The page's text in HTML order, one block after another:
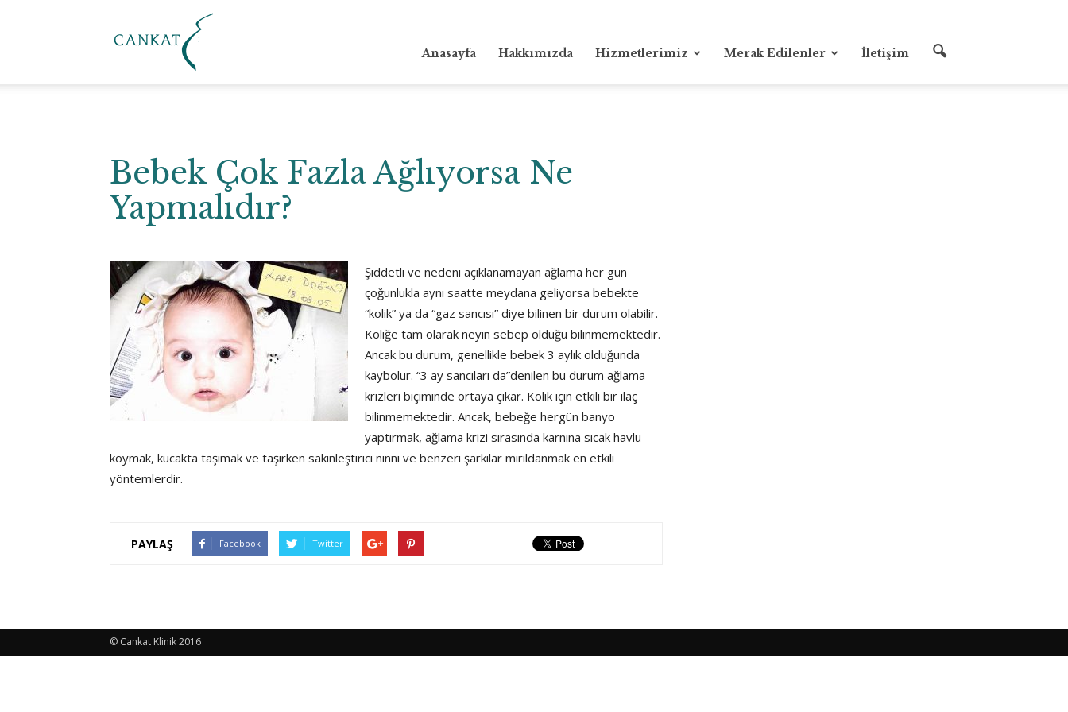
Anasayfa Hakkımızda Hizmetlerimiz Merak Edilenler İletişim
Bebek Çok Fazla Ağlıyorsa Ne
Yapmalıdır?
Şiddetli ve nedeni açıklanamayan ağlama her gün
çoğunlukla aynı saatte meydana geliyorsa bebekte
“kolik” ya da “gaz sancısı” diye bilinen bir durum olabilir.
Koliğe tam olarak neyin sebep olduğu bilinmemektedir.
Ancak bu durum, genellikle bebek 3 aylık olduğunda
kaybolur. “3 ay sancıları da”denilen bu durum ağlama
krizleri biçiminde ortaya çıkar. Kolik için etkili bir ilaç
bilinmemektedir. Ancak, bebeğe hergün banyo
yaptırmak, ağlama krizi sırasında karnına sıcak havlu
koymak, kucakta taşımak ve taşırken sakinleştirici ninni ve benzeri şarkılar mırıldanmak en etkili
yöntemlerdir.
PAYLAŞ Facebook Twitter
© Cankat Klinik 2016